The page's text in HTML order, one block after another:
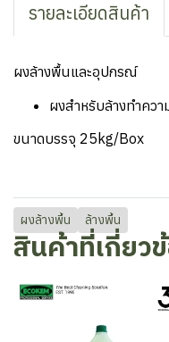
รายละเอียดสินค้า
ผงล้างพื้นและอุปกรณ์
ผงสำหรับล้างทำคว
ขนาดบรรจุ 25kg/Box
ผงล้างพื้น ล้างพื้น
สินค้าที่เกี่ยว